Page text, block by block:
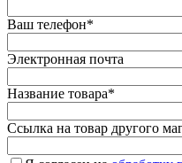
Ваш телефон*
Электронная почта
Название товара*
Ссылка на товар другого